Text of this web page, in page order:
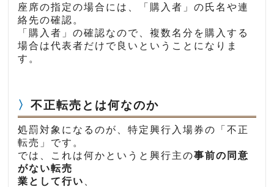
座席の指定の場合には、「購入者」の氏名や連
絡先の確認。
「購入者」の確認なので、複数名分を購入する
場合は代表者だけで良いということになりま
す。
不正転売とは何なのか
処罰対象になるのが、特定興行入場券の「不正
転売」です。
では、これは何かというと興行主の事前の同意
がない転売
業として行い